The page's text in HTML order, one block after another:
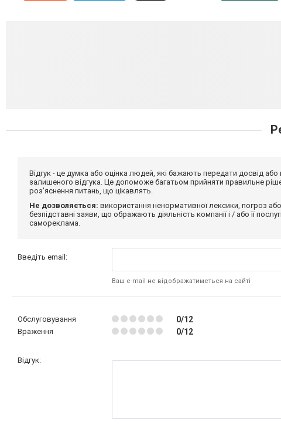
Відгук - це думка або оцінка людей, які бажають передати досвід
залишеного відгука. Це допоможе багатьом прийняти правильне
роз'яснення питань, що цікавлять.
Не дозволяється: використання ненормативної лексики, погроз
безпідставні заяви, що ображають діяльність компанії і / або її
самореклама.
Введіть email:
Ваш e-mail не відображатиметься на сайті
Обслуговування 0/12
Враження 0/12
Відгук: